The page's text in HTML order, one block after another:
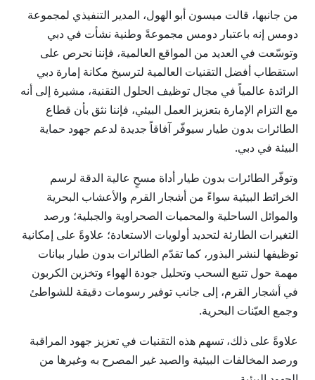
من جانبها، قالت ميسون أبو الهول، المدير التنفيذي لمجموعة
دومس إنه باعتبار دومس مجموعةً وطنية نشأت في دبي
وتوسّعت في العديد من المواقع العالمية، فإننا نحرص على
استقطاب أفضل التقنيات العالمية لترسيخ مكانة إمارة دبي
الرائدة عالمياً في مجال توظيف الحلول التقنية، مشيرة إلى أنه
مع التزام الإمارة بتعزيز العمل البيئي، فإننا نثق بأن قطاع
الطائرات بدون طيار سيوفّر آفاقاً جديدة لدعم جهود حماية
البيئة في دبي.
وتوفّر الطائرات بدون طيار أداة مسحٍ عالية الدقة لرسم
الخرائط البيئية سواءً من أشجار القرم والأعشاب البحرية
والموائل الساحلية والمحميات الصحراوية والجبلية؛ ورصد
التغيرات الطارئة لتحديد أولويات الاستعادة؛ علاوةً على إمكانية
توظيفها لنشر البذور، كما تقدّم الطائرات بدون طيار بيانات
مهمة حول تتبع السحب وتحليل جودة الهواء وتخزين الكربون
في أشجار القرم، إلى جانب توفير رسومات دقيقة للشواطئ
وجمع العيّنات البحرية.
علاوةً على ذلك، تسهم هذه التقنيات في تعزيز جهود المراقبة
ورصد المخالفات البيئية والصيد غير المصرح به وغيرها من